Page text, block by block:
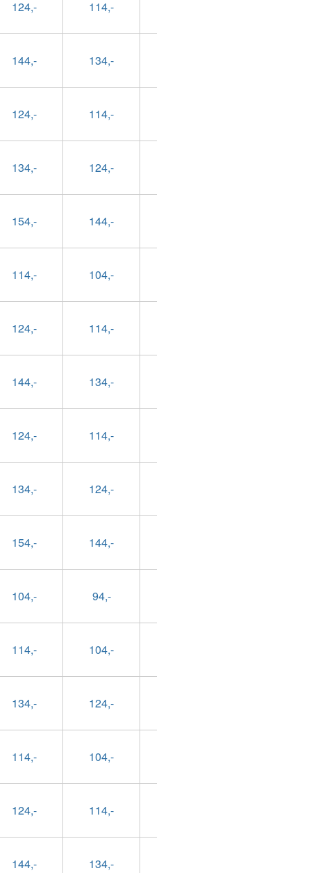
124,- 114,-
144,- 134,-
124,- 114,-
134,- 124,-
154,- 144,-
114,- 104,-
124,- 114,-
144,- 134,-
124,- 114,-
134,- 124,-
154,- 144,-
104,- 94,-
114,- 104,-
134,- 124,-
114,- 104,-
124,- 114,-
144,- 134,-